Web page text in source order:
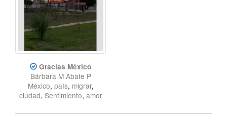
Gracias México
Bárbara M Abate P
México, país, migrar,
ciudad, Sentimiento, amor